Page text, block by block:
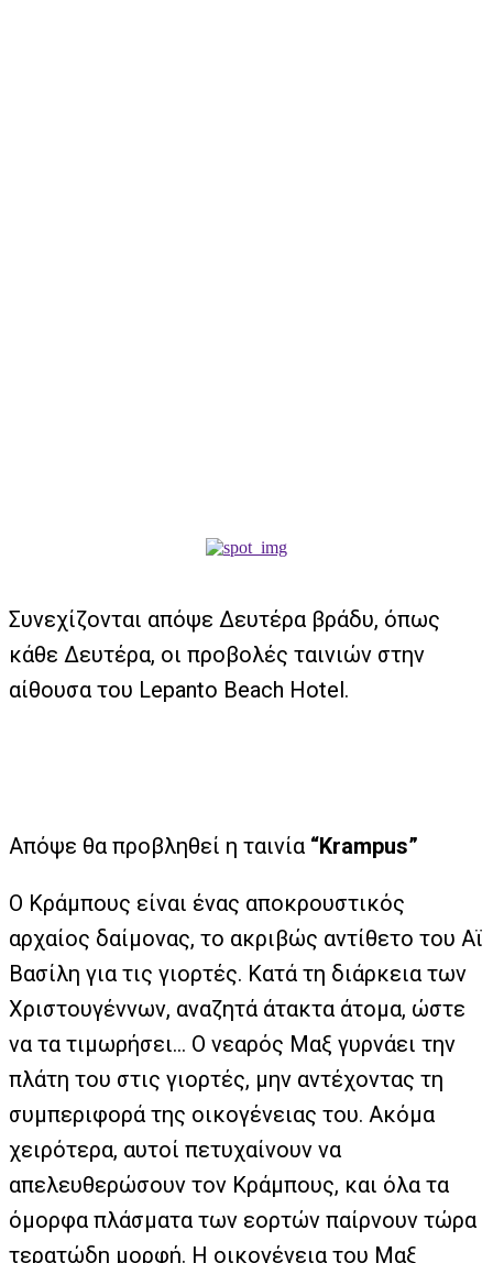
Συνεχίζονται απόψε Δευτέρα βράδυ, όπως
κάθε Δευτέρα, οι προβολές ταινιών στην
αίθουσα του Lepanto Beach Hotel.
Απόψε θα προβληθεί η ταινία “Krampus”
Ο Κράμπους είναι ένας αποκρουστικός
αρχαίος δαίμονας, το ακριβώς αντίθετο του Αϊ
Βασίλη για τις γιορτές. Κατά τη διάρκεια των
Χριστουγέννων, αναζητά άτακτα άτομα, ώστε
να τα τιμωρήσει… Ο νεαρός Μαξ γυρνάει την
πλάτη του στις γιορτές, μην αντέχοντας τη
συμπεριφορά της οικογένειας του. Ακόμα
χειρότερα, αυτοί πετυχαίνουν να
απελευθερώσουν τον Κράμπους, και όλα τα
όμορφα πλάσματα των εορτών παίρνουν τώρα
τερατώδη μορφή. Η οικογένεια του Μαξ